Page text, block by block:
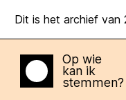
Dit is het archief van
Home
Op wie
kan ik
stemmen?